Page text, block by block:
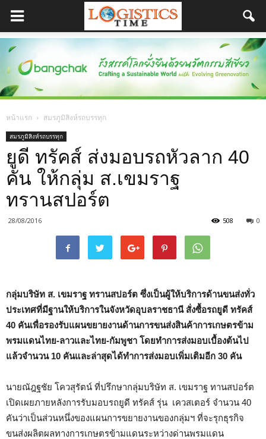
หน้าแรก สมรภูมิสิงห์รถบรรทุก
สมรภูมิสิงห์รถบรรทุก
ยูดี ทรัคส์ ส่งมอบรถหัวลาก 40
คัน ให้กลุ่ม ส.เขมราฐ
ทรานสปอร์ต
28/08/2016 0
508
กลุ่มบริษัท ส. เขมราฐ ทรานสปอร์ต ซึ่งเป็นผู้ให้บริการด้านขนส่งทั่ว
ประเทศที่มีฐานให้บริการในจังหวัดอุบลราชธานี สั่งซื้อรถยูดี ทรัคส์
40 คันเพื่อรองรับแผนขยายงานด้านการขนส่งสินค้าการเกษตรข้าม
พรมแดนไทย-ลาวและไทย-กัมพูชา โดยทำการส่งมอบเบื้องต้นไป
แล้วจำนวน 10 คันและล่าสุดได้ทำการส่งมอบเพิ่มเติมอีก 30 คัน
นายณัฎฐชัย โควสุรัตน์ ที่ปรึกษากลุ่มบริษัท ส. เขมราฐ ทานสปอร์ต
เปิดเผยภายหลังการรับมอบรถยูดี ทรัคส์ รุ่น เควสเตอร์ จำนวน 40
คันว่าเป็นส่วนหนึ่งของแผนการขยายงานของกลุ่มฯ ที่จะรุกธุรกิจ
ขนส่งผลิตผลทางการเกษตรข้ามแดนระหว่างด่านพรมแดน